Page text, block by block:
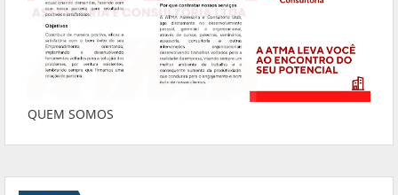
QUEM SOMOS